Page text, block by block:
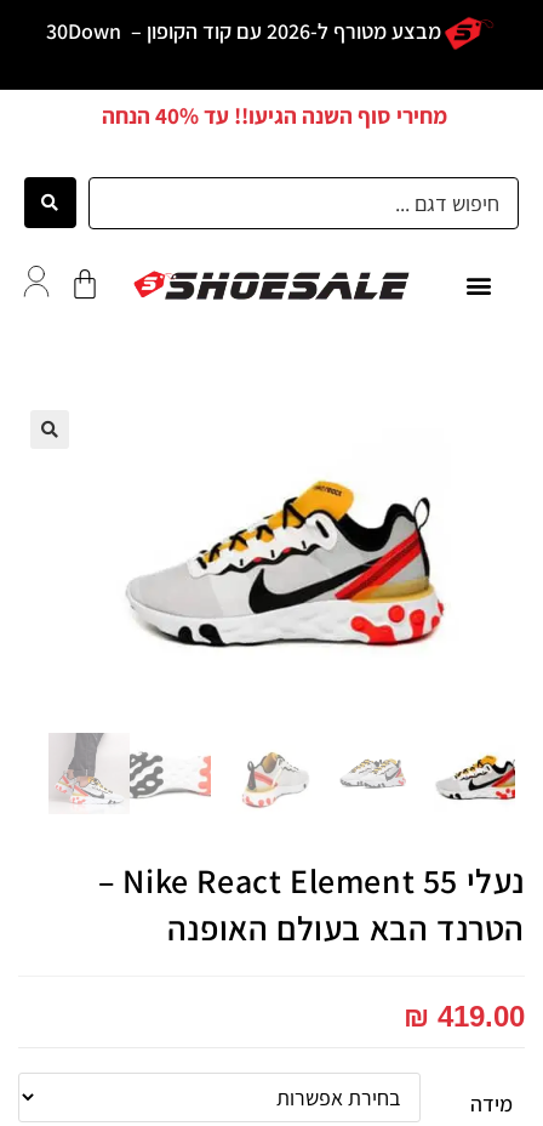
מבצע מטורף ל-2026 עם קוד הקופון – 30Down
מחירי סוף השנה הגיעו!! עד40% הנחה
נעלי Nike React Element 55 –
הטרנד הבא בעולם האופנה
₪ 419.00
מידה